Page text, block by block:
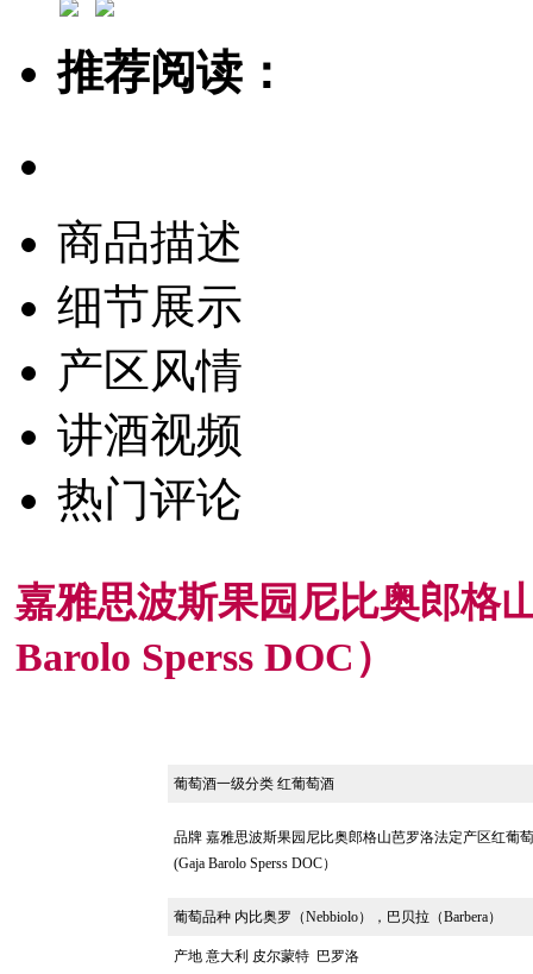
推荐阅读：
商品描述
细节展示
产区风情
讲酒视频
热门评论
嘉雅思波斯果园尼比奥郎格
Barolo Sperss DOC）
葡萄酒一级分类 红葡萄酒
品牌 嘉雅思波斯果园尼比奥郎格山芭罗洛法定产区红葡
(Gaja Barolo Sperss DOC）
葡萄品种 内比奥罗（Nebbiolo） ， 巴贝拉（Barbera）
产地 意大利 皮尔蒙特 巴罗洛